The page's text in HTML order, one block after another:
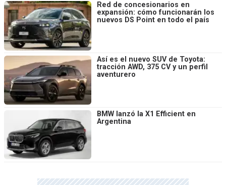
Red de concesionarios en
expansión: cómo funcionarán los
nuevos DS Point en todo el país
Así es el nuevo SUV de Toyota:
tracción AWD, 375 CV y un perfil
aventurero
BMW lanzó la X1 Efficient en
Argentina